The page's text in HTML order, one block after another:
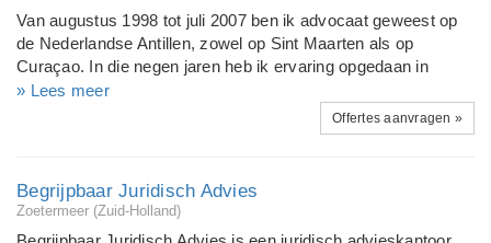
Van augustus 1998 tot juli 2007 ben ik advocaat geweest op
de Nederlandse Antillen, zowel op Sint Maarten als op
Curaçao. In die negen jaren heb ik ervaring opgedaan in
zowel het civiele recht als het strafrecht. Mijn civiele praktijk,
waarin overigens zeer veel geprocedeerd werd, was
algemeen van aard doch met de nadruk op het personen- en
incassos inclusief het beslag- en executierecht. Van mei 2006
tot mei 2007 ben ik bedrijfsjurist geweest bij een
» Lees meer
Offertes aanvragen »
Begrijpbaar Juridisch Advies
Zoetermeer (Zuid-Holland)